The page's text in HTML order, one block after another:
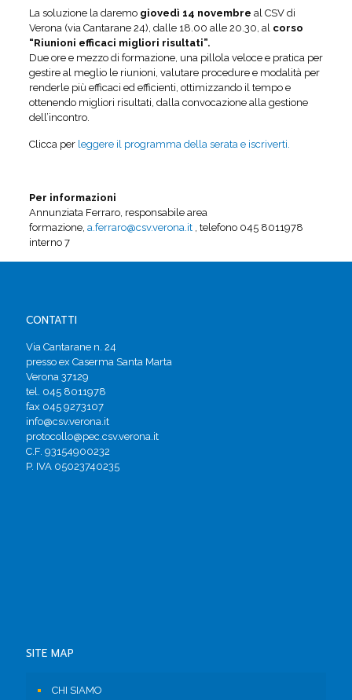
La soluzione la daremo giovedì 14 novembre al CSV di
Verona (via Cantarane 24), dalle 18.00 alle 20.30, al corso
“Riunioni efficaci migliori risultati”.
Due ore e mezzo di formazione, una pillola veloce e pratica per
gestire al meglio le riunioni, valutare procedure e modalità per
renderle più efficaci ed efficienti, ottimizzando il tempo e
ottenendo migliori risultati, dalla convocazione alla gestione
dell’incontro.
Clicca per leggere il programma della serata e iscriverti.
Per informazioni
Annunziata Ferraro, responsabile area
formazione, a.ferraro@csv.verona.it , telefono 045 8011978
interno 7
CONTATTI
Via Cantarane n. 24
presso ex Caserma Santa Marta
Verona 37129
tel. 045 8011978
fax 045 9273107
info@csv.verona.it
protocollo@pec.csv.verona.it
C.F. 93154900232
P. IVA 05023740235
SITE MAP
CHI SIAMO